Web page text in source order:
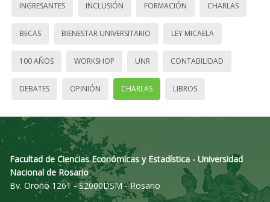
INGRESANTES INCLUSIÓN FORMACIÓN CHARLAS
BECAS BIENESTAR UNIVERSITARIO LEY MICAELA
100 AÑOS WORKSHOP UNR CONTABILIDAD
DEBATES OPINIÓN CHARLAS LIBROS
Facultad de Ciencias Económicas y Estadística - Universidad
Nacional de Rosario
Bv. Oroño 1261 - S2000DSM - Rosario